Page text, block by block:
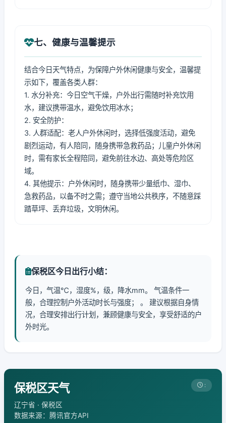
七、健康与温馨提示
结合今日天气特点，为保障户外休闲健康与安全，温馨提
示如下，覆盖各类人群：
1. 水分补充：今日空气干燥，户外出行需随时补充饮用
水，建议携带温水，避免饮用冰水；
2. 安全防护：
3. 人群适配：老人户外休闲时，选择低强度活动，避免
剧烈运动，有人陪同，随身携带急救药品；儿童户外休闲
时，需有家长全程陪同，避免前往水边、高处等危险区
域。
4. 其他提示：户外休闲时，随身携带少量纸巾、湿巾、
急救药品，以备不时之需；遵守当地公共秩序，不随意踩
踏草坪、丢弃垃圾，文明休闲。
保税区今日出行小结：
今日，气温℃，湿度%，级，降水mm。 气温条件一
般，合理控制户外活动时长与强度； 。 建议根据自身情
况，合理安排出行计划，兼顾健康与安全，享受舒适的户
外时光。
保税区天气
辽宁省 · 保税区
数据来源：腾讯官方API
: